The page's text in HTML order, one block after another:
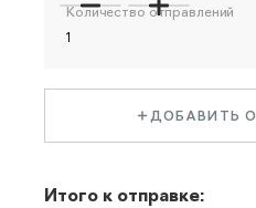
Количество отправлений
ДОБАВИТЬ
Итого к отправке: